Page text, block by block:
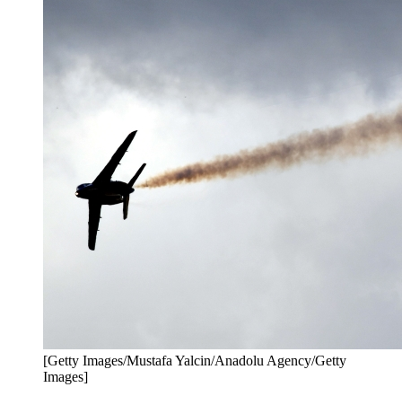
[Getty Images/Mustafa Yalcin/Anadolu Agency/Getty
Images]